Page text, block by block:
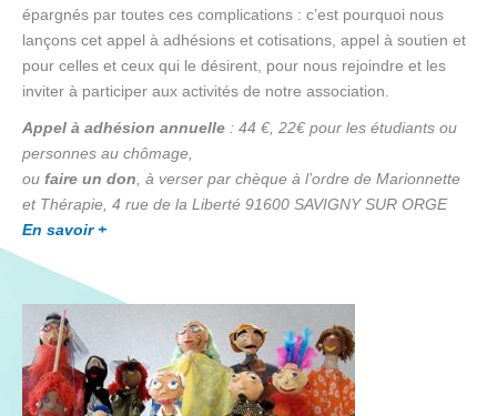
épargnés par toutes ces complications : c’est pourquoi nous
lançons cet appel à adhésions et cotisations, appel à soutien et
pour celles et ceux qui le désirent, pour nous rejoindre et les
inviter à participer aux activités de notre association.
Appel à adhésion annuelle : 44 €, 22€ pour les étudiants ou
personnes au chômage,
ou faire un don, à verser par chèque à l’ordre de Marionnette
et Thérapie, 4 rue de la Liberté 91600 SAVIGNY SUR ORGE
En savoir +